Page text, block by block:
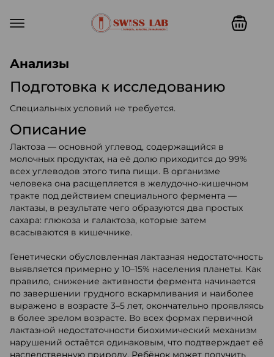
Анализы
Подготовка к исследованию
Специальных условий не требуется.
Описание
Лактоза — основной углевод, содержащийся в
молочных продуктах, на её долю приходится до 99%
всех углеводов этого типа пищи. В организме
человека она расщепляется в желудочно-кишечном
тракте под действием специального фермента —
лактазы, в результате чего образуются два простых
сахара: глюкоза и галактоза, которые затем
всасываются в кишечнике.
Генетически обусловленная лактазная недостаточность
выявляется примерно у 10–15% населения планеты. Как
правило, снижение активности фермента начинается
по завершении грудного вскармливания и наиболее
выражено в возрасте 3–5 лет, окончательно проявляясь
в более зрелом возрасте. Во всех формах первичной
лактазной недостаточности биохимический механизм
нарушений остаётся одинаковым, что подтверждает её
наследственную природу. Ребёнок может получить